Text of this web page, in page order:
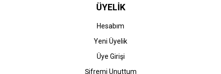
ÜYELİK
Hesabım
Yeni Üyelik
Üye Girişi
Şifremi Unuttum